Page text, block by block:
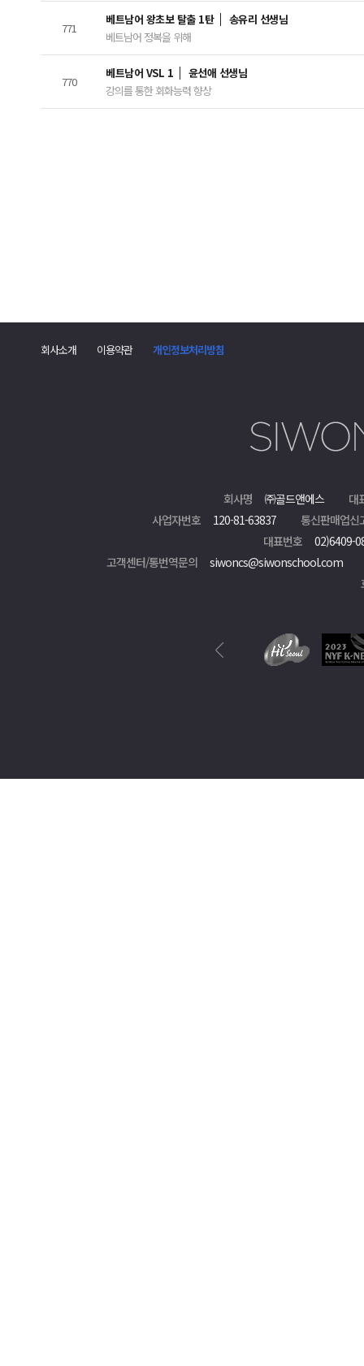
771
베트남어 왕초보 탈출 1탄
송유리 선생님
베트남어 정복을 위해
770
베트남어 VSL 1
윤선애 선생님
강의를 통한 회화능력 향상
회사소개 이용약관 개인정보처리방침
회사명 ㈜골드앤에스
대
사업자번호
120-81-63837
통신판매업신
대표번호
02)6409-
고객센터/통번역문의
siwoncs@siwonschool.com